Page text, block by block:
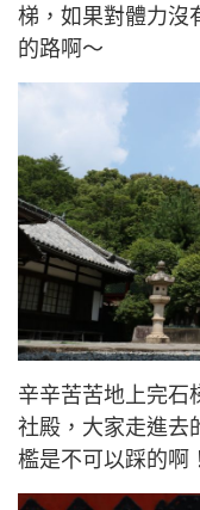
梯，如果對體力沒
的路啊～
辛辛苦苦地上完石
社殿，大家走進去
檻是不可以踩的啊